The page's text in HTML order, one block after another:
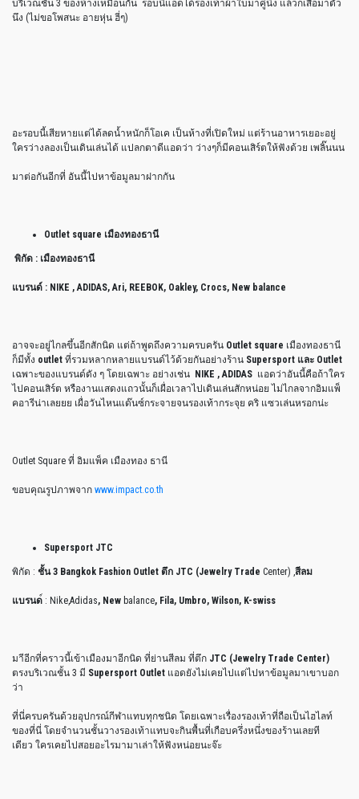
บริเวณชั้น 3 ของห้างเหมือนกัน รอบนี้แอดได้รองเท้าผ้าใบมาคู่นึง แล้วก็เสื้อมาตัว
นึง (ไม่ขอโพสนะ อายหุ่น ฮี่ๆ)
อะรอบนี้เสียหายแต่ได้ลดน้ำหนักก็โอเค เป็นห้างที่เปิดใหม่ แต่ร้านอาหารเยอะอยู่
ใครว่างลองเป็นเดินเล่นได้ แปลกตาดีแอดว่า ว่างๆก็มีคอนเสิร์ตให้ฟังด้วย เพลิ๊นนน
มาต่อกันอีกที่ อันนี้ไปหาข้อมูลมาฝากกัน
Outlet square เมืองทองธานี
พิกัด : เมืองทองธานี
แบรนด์ : NIKE , ADIDAS, Ari, REEBOK, Oakley, Crocs, New balance
อาจจะอยู่ไกลขึ้นอีกสักนิด แต่ถ้าพูดถึงความครบครัน Outlet square เมืองทองธานี
ก็มีทั้ง outlet ที่รวมหลากหลายแบรนด์ไว้ด้วยกันอย่างร้าน Supersport และ Outlet
เฉพาะของแบรนด์ดัง ๆ โดยเฉพาะ อย่างเช่น NIKE , ADIDAS แอดว่าอันนี้คือถ้าใคร
ไปคอนเสิร์ต หรืองานแสดงแถวนั้นก็เผื่อเวลาไปเดินเล่นสักหน่อย ไม่ไกลจากอิมแพ็
คอารีน่าเลยยย เผื่อวันไหนแด๊นซ์กระจายจนรองเท้ากระจุย คริ แซวเล่นหรอกน่ะ
Outlet Square ที่ อิมแพ็ค เมืองทอง ธานี
ขอบคุณรูปภาพจาก www.impact.co.th
Supersport JTC
พิกัด : ชั้น 3 Bangkok Fashion Outlet ตึก JTC (Jewelry Trade Center) ,สีลม
แบรนด ์ : Nike,Adidas, New balance, Fila, Umbro, Wilson, K-swiss
มาีอีกที่คราวนี้เข้าเมืองมาอีกนิด ที่ย่านสีลม ที่ตึก JTC (Jewelry Trade Center)
ตรงบริเวณชั้น 3 มี Supersport Outlet แอดยังไม่เคยไปแต่ไปหาข้อมูลมาเขาบอก
ว่า
ที่นี่ครบครันด้วยอุปกรณ์กีฬาแทบทุกชนิด โดยเฉพาะเรื่องรองเท้าที่ถือเป็นไฮไลท์
ของที่นี่ โดยจำนวนชั้นวางรองเท้าแทบจะกินพื้นที่เกือบครึ่งหนึ่งของร้านเลยที
เดียว ใครเคยไปสอยอะไรมามาเล่าให้ฟังหน่อยนะจ๊ะ